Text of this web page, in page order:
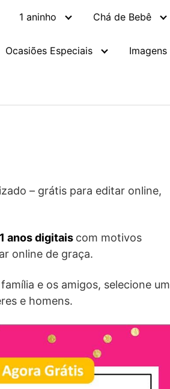
1 aninho Chá de Bebê
Ocasiões Especiais Imagens
– grátis para editar online,
anos digitais com motivos
online de graça.
e os amigos, selecione um
e homens.